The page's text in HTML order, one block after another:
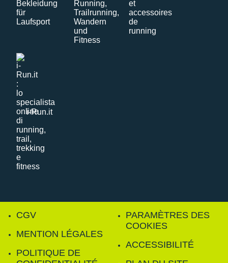
i-Run.it
CGV
MENTION LÉGALES
POLITIQUE DE
PARAMÈTRES DES
COOKIES
ACCESSIBILITÉ